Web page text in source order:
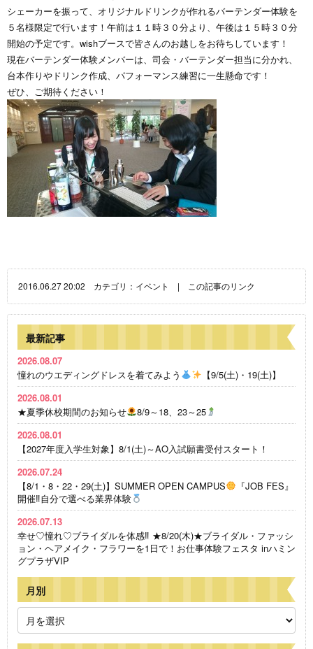
シェーカーを振って、オリジナルドリンクが作れるバーテンダー体験を
５名様限定で行います！午前は１１時３０分より、午後は１５時３０分
開始の予定です。wishブースで皆さんのお越しをお待ちしています！
現在バーテンダー体験メンバーは、司会・バーテンダー担当に分かれ、
台本作りやドリンク作成、パフォーマンス練習に一生懸命です！
ぜひ、ご期待ください！
2016.06.27 20:02 カテゴリ： イベント | この記事のリンク
最新記事
2026.08.07
憧れのウエディングドレスを着てみよう
【9/5(土)・19(土)】
2026.08.01
★夏季休校期間のお知らせ
8/9～18、23～25
2026.08.01
【2027年度入学生対象】8/1(土)～AO入試願書受付スタート！
2026.07.24
【8/1・8・22・29(土)】SUMMER OPEN CAMPUS
『JOB FES』
開催‼自分で選べる業界体験
2026.07.13
幸せ♡憧れ♡ブライダルを体感‼ ★8/20(木)★ブライダル・ファッシ
ョン・ヘアメイク・フラワーを1日で！お仕事体験フェスタ inハミン
グプラザVIP
月別